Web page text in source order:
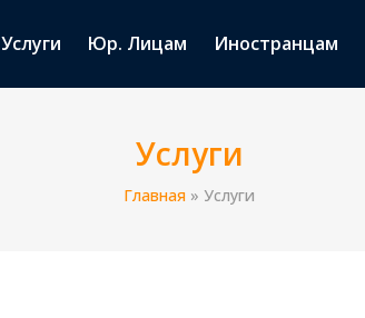
Услуги Юр. Лицам Иностранцам
Услуги
Главная » Услуги